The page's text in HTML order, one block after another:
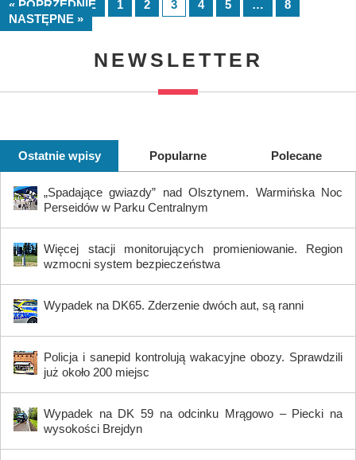
« POPRZEDNIE 1 2 3 4 5 …
8
NASTĘPNE »
NEWSLETTER
Ostatnie wpisy Popularne Polecane
„Spadające gwiazdy” nad Olsztynem. Warmińska Noc
Perseidów w Parku Centralnym
Więcej stacji monitorujących promieniowanie. Region
wzmocni system bezpieczeństwa
Wypadek na DK65. Zderzenie dwóch aut, są ranni
Policja i sanepid kontrolują wakacyjne obozy. Sprawdzili
już około 200 miejsc
Wypadek na DK 59 na odcinku Mrągowo – Piecki na
wysokości Brejdyn